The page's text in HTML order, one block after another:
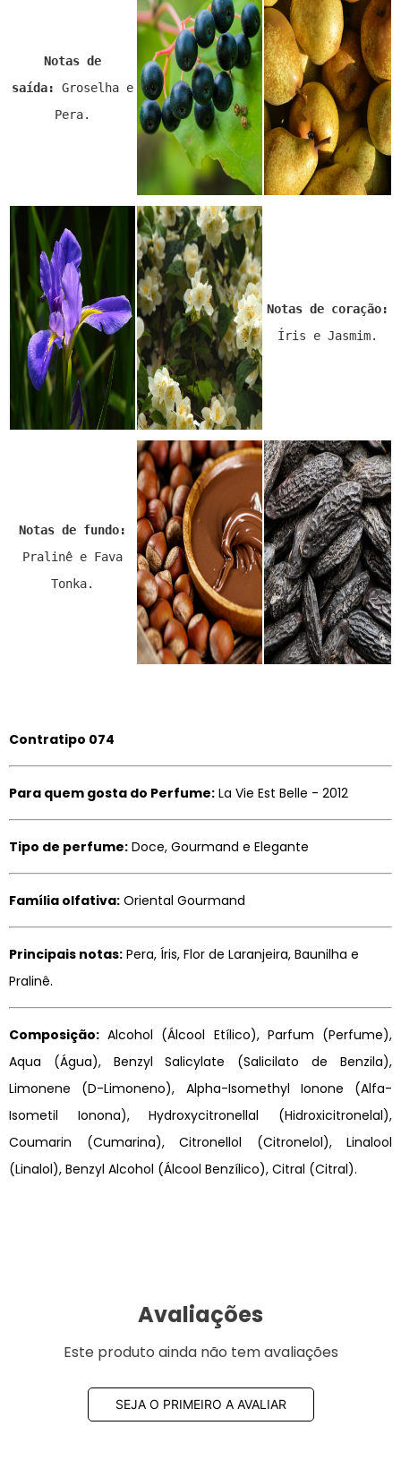
Notas de
saída: Groselha e
Pera.
Notas de coração:
Íris e Jasmim.
Notas de fundo:
Pralinê e Fava
Tonka.
Contratipo 074
Para quem gosta do Perfume: La Vie Est Belle - 2012
Tipo de perfume: Doce, Gourmand e Elegante
Família olfativa: Oriental Gourmand
Principais notas: Pera, Íris, Flor de Laranjeira, Baunilha e
Pralinê.
Composição: Alcohol (Álcool Etílico), Parfum (Perfume),
Aqua (Água), Benzyl Salicylate (Salicilato de Benzila),
Limonene (D-Limoneno), Alpha-Isomethyl Ionone (Alfa-
Isometil Ionona), Hydroxycitronellal (Hidroxicitronelal),
Coumarin (Cumarina), Citronellol (Citronelol), Linalool
(Linalol), Benzyl Alcohol (Álcool Benzílico), Citral (Citral).
Avaliações
Este produto ainda não tem avaliações
SEJA O PRIMEIRO A AVALIAR